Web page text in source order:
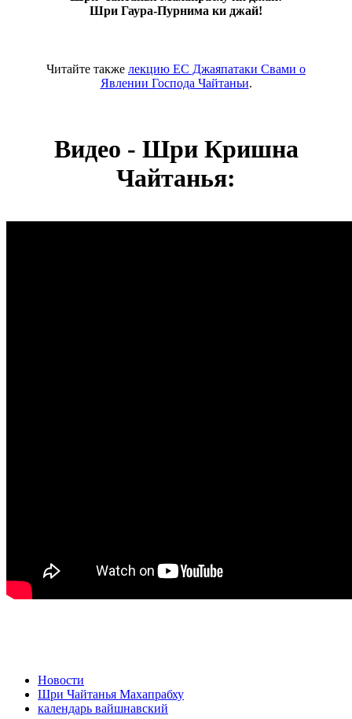
Шри Гаура-Пурнима ки джай!
Читайте также лекцию ЕС Джаяпатаки Свами о
Явлении Господа Чайтаньи.
Видео - Шри Кришна
Чайтанья:
Новости
Шри Чайтанья Махапрабху
календарь вайшнавский